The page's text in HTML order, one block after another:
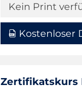
Kein Print
Kostenloser
Zertifikatskurs